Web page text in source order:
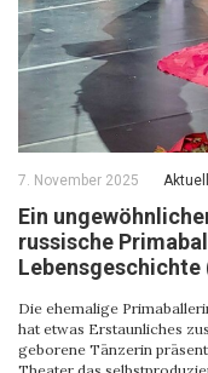
7. November 2025 Aktuell
Ein
russische
Die ehemalige
hat etwas Erstaunliches
geborene Tänzerin
Theater das